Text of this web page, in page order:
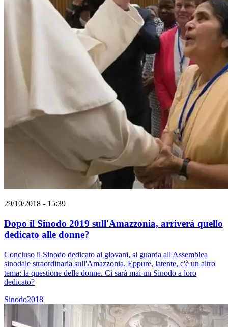
29/10/2018 - 15:39
Dopo il Sinodo 2019 sull'Amazzonia, arriverà quello
dedicato alle donne?
Concluso il Sinodo dedicato ai giovani, si guarda all'Assemblea
sinodale straordinaria sull'Amazzonia. Eppure, latente, c'è un altro
tema: la questione delle donne. Ci sarà mai un Sinodo a loro
dedicato?
Sinodo2018